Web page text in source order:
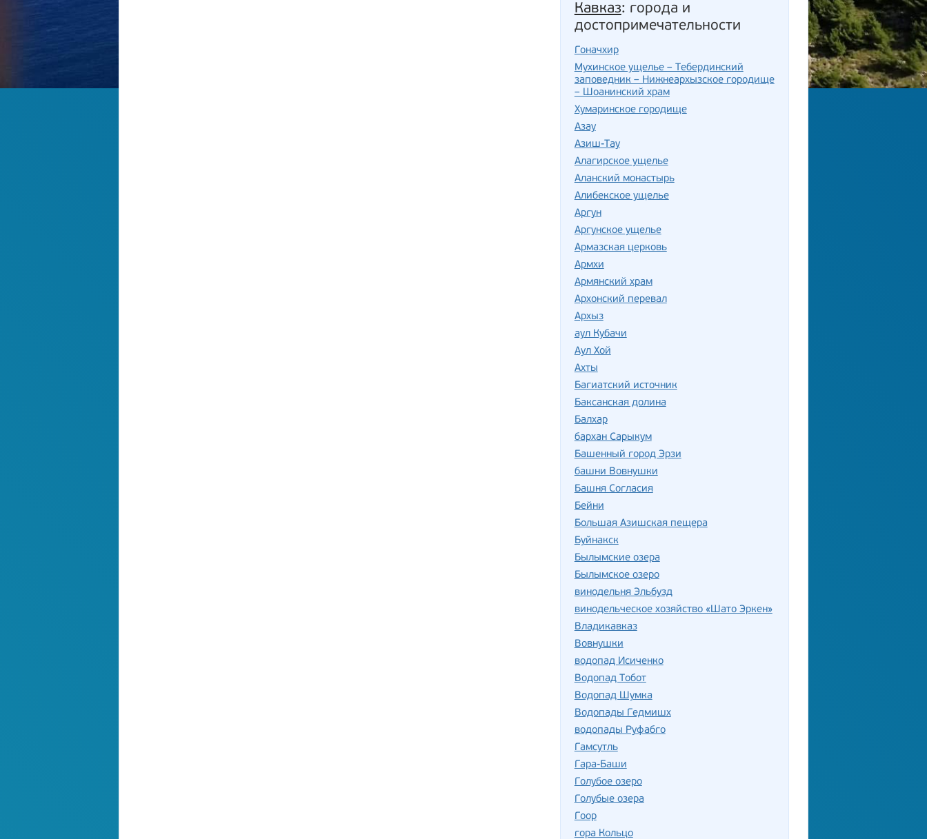
Кавказ: города и
достопримечательности
Гоначхир
Мухинское ущелье – Тебердинский
заповедник – Нижнеархызское городище
– Шоанинский храм
Хумаринское городище
Азау
Азиш-Тау
Алагирское ущелье
Аланский монастырь
Алибекское ущелье
Аргун
Аргунское ущелье
Армазская церковь
Армхи
Армянский храм
Архонский перевал
Архыз
аул Кубачи
Аул Хой
Ахты
Багиатский источник
Баксанская долина
Балхар
бархан Сарыкум
Башенный город Эрзи
башни Вовнушки
Башня Согласия
Бейни
Большая Азишская пещера
Буйнакск
Былымские озера
Былымское озеро
винодельня Эльбузд
винодельческое хозяйство «Шато Эркен»
Владикавказ
Вовнушки
водопад Исиченко
Водопад Тобот
Водопад Шумка
Водопады Гедмишх
водопады Руфабго
Гамсутль
Гара-Баши
Голубое озеро
Голубые озера
Гоор
гора Кольцо